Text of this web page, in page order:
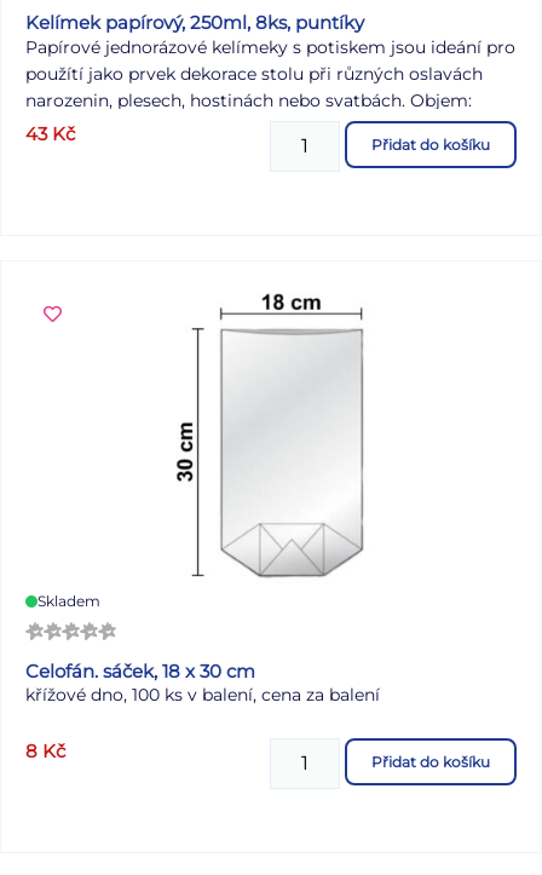
Kelímek papírový, 250ml, 8ks, puntíky
Papírové jednorázové kelímeky s potiskem jsou ideání pro
použítí jako prvek dekorace stolu při různých oslavách
narozenin, plesech, hostinách nebo svatbách. Objem:
250ml Rozměry: horní pr.80mm, spodní pr.55mm, výška
92mm Surovina: lepenka 214g Tisk: ofset, CMYK, Pantone
43 Kč Přidat do košíku
Skladem
Celofán. sáček, 18 x 30 cm
křížové dno, 100 ks v balení, cena za balení
8 Kč Přidat do košíku